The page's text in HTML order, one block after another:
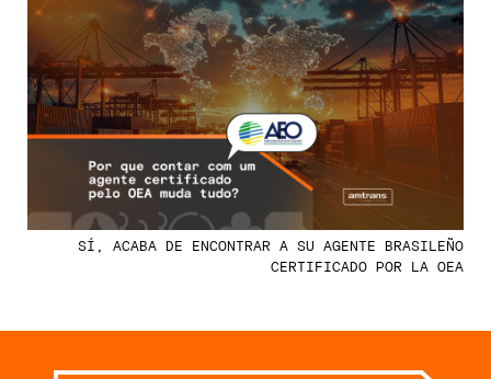
SÍ, ACABA DE ENCONTRAR A SU AGENTE BRASILEÑO
CERTIFICADO POR LA OEA